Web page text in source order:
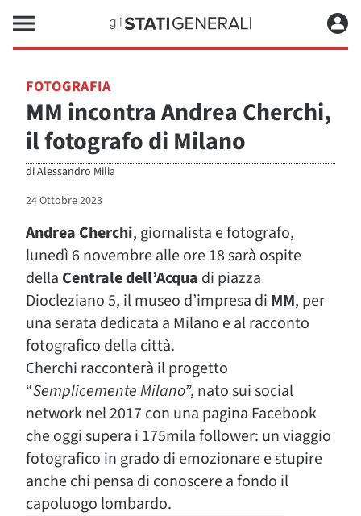
FOTOGRAFIA
MM incontra Andrea Cherchi,
il fotografo di Milano
diAlessandro Milia
24 Ottobre 2023
Andrea Cherchi, giornalista e fotografo,
lunedì 6 novembre alle ore 18 sarà ospite
della Centrale dell’Acqua di piazza
Diocleziano 5, il museo d’impresa di MM, per
una serata dedicata a Milano e al racconto
fotografico della città.
Cherchi racconterà il progetto
“Semplicemente Milano”, nato sui social
network nel 2017 con una pagina Facebook
che oggi supera i 175mila follower: un viaggio
fotografico in grado di emozionare e stupire
anche chi pensa di conoscere a fondo il
capoluogo lombardo.